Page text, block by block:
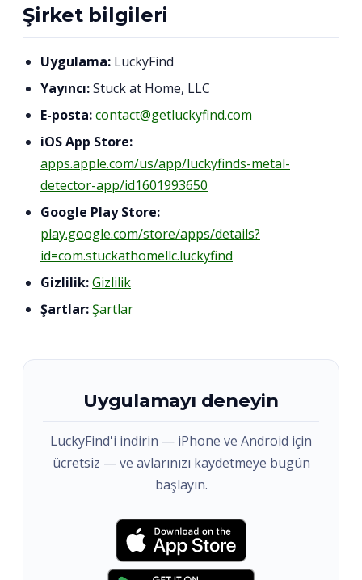
Şirket bilgileri
Uygulama: LuckyFind
Yayıncı:Stuck at Home, LLC
E-posta:contact@getluckyfind.com
iOS App Store:
apps.apple.com/us/app/luckyfinds-metal-
detector-app/id1601993650
Google Play Store:
play.google.com/store/apps/details?
id=com.stuckathomellc.luckyfind
Gizlilik:Gizlilik
Şartlar:Şartlar
Uygulamayı deneyin
LuckyFind'i indirin — iPhone ve Android için
ücretsiz — ve avlarınızı kaydetmeye bugün
başlayın.